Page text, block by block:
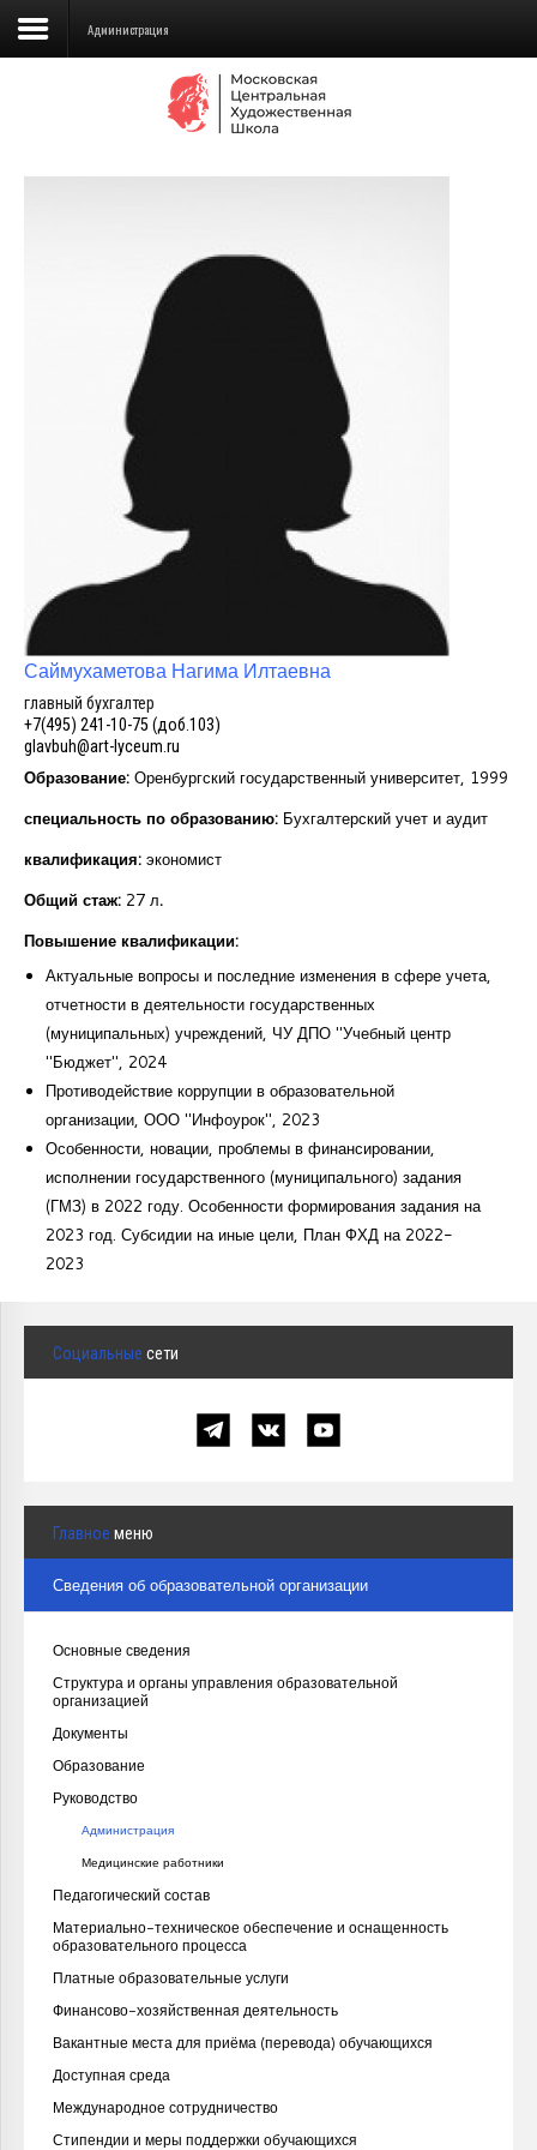
Сведения об образовательной
Детская Художественная школа
Доп. образование
Курсы повышения квалификации
Центр непрерывного образования
Конкурсы
Творческий инкубатор
Администрация
Саймухаметова Нагима Илтаевна
главный бухгалтер
+7(495) 241-10-75 (доб.103)
glavbuh@art-lyceum.ru
Образование: Оренбургский государственный университет, 1999
специальность по образованию: Бухгалтерский учет и аудит
квалификация: экономист
Общий стаж: 27 л.
Повышение квалификации:
Актуальные вопросы и последние изменения в сфере учета,
отчетности в деятельности государственных
(муниципальных) учреждений, ЧУ ДПО "Учебный центр
"Бюджет", 2024
Противодействие коррупции в образовательной
организации, ООО "Инфоурок", 2023
Особенности, новации, проблемы в финансировании,
исполнении государственного (муниципального) задания
(ГМЗ) в 2022 году. Особенности формирования задания на
2023 год. Субсидии на иные цели, План ФХД на 2022-
2023
Социальные сети
Главное меню
Сведения об образовательной организации
Основные сведения
Структура и органы управления образовательной
организацией
Документы
Образование
Руководство
Администрация
Медицинские работники
Педагогический состав
Материально-техническое обеспечение и оснащенность
образовательного процесса
Платные образовательные услуги
Финансово-хозяйственная деятельность
Вакантные места для приёма (перевода) обучающихся
Доступная среда
Международное сотрудничество
Стипендии и меры поддержки обучающихся